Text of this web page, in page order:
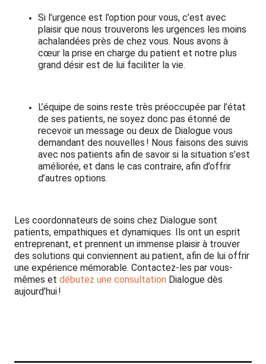
Si l’urgence est l’option pour vous, c’est avec
plaisir que nous trouverons les urgences les moins
achalandées près de chez vous. Nous avons à
cœur la prise en charge du patient et notre plus
grand désir est de lui faciliter la vie.
L’équipe de soins reste très préoccupée par l’état
de ses patients, ne soyez donc pas étonné de
recevoir un message ou deux de Dialogue vous
demandant des nouvelles ! Nous faisons des suivis
avec nos patients afin de savoir si la situation s’est
améliorée, et dans le cas contraire, afin d’offrir
d’autres options.
Les coordonnateurs de soins chez Dialogue sont
patients, empathiques et dynamiques. Ils ont un esprit
entreprenant, et prennent un immense plaisir à trouver
des solutions qui conviennent au patient, afin de lui offrir
une expérience mémorable. Contactez-les par vous-
mêmes et débutez une consultation Dialogue dès
aujourd’hui !